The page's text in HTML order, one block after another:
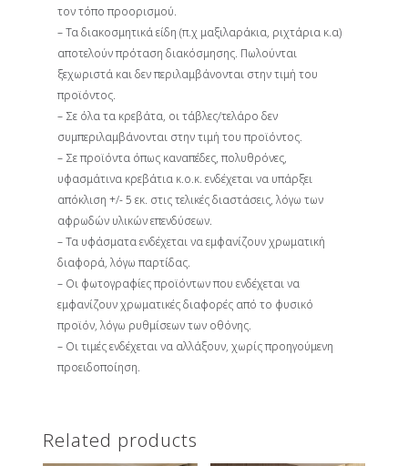
τον τόπο προορισμού.
– Τα διακοσμητικά είδη (π.χ μαξιλαράκια, ριχτάρια κ.α)
αποτελούν πρόταση διακόσμησης. Πωλούνται
ξεχωριστά και δεν περιλαμβάνονται στην τιμή του
προϊόντος.
– Σε όλα τα κρεβάτα, οι τάβλες/τελάρο δεν
συμπεριλαμβάνονται στην τιμή του προϊόντος.
– Σε προϊόντα όπως καναπέδες, πολυθρόνες,
υφασμάτινα κρεβάτια κ.ο.κ. ενδέχεται να υπάρξει
απόκλιση +/- 5 εκ. στις τελικές διαστάσεις, λόγω των
αφρωδών υλικών επενδύσεων.
– Τα υφάσματα ενδέχεται να εμφανίζουν χρωματική
διαφορά, λόγω παρτίδας.
– Οι φωτογραφίες προϊόντων που ενδέχεται να
εμφανίζουν χρωματικές διαφορές από το φυσικό
προϊόν, λόγω ρυθμίσεων των οθόνης.
– Οι τιμές ενδέχεται να αλλάξουν, χωρίς προηγούμενη
προειδοποίηση.
Related products